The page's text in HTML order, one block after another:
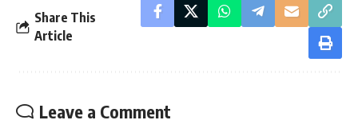
Share This
Article
Leave a Comment